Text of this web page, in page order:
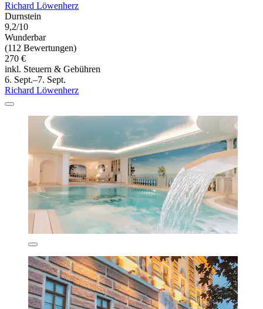
Richard Löwenherz
Durnstein
9,2/10
Wunderbar
(112 Bewertungen)
270 €
inkl. Steuern & Gebühren
6. Sept.–7. Sept.
Richard Löwenherz